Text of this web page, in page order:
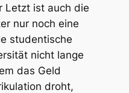
Letzt ist auch die
nur noch eine
studentische
nicht lange
das Geld
droht,